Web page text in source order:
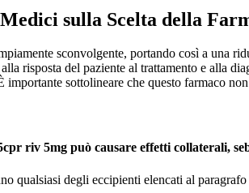
sulla Scelta della
sconvolgente, portando così a una
risposta del paziente al trattamento e alla
sottolineare che questo farmaco
riv 5mg può causare effetti collaterali,
qualsiasi degli eccipienti elencati al paragrafo